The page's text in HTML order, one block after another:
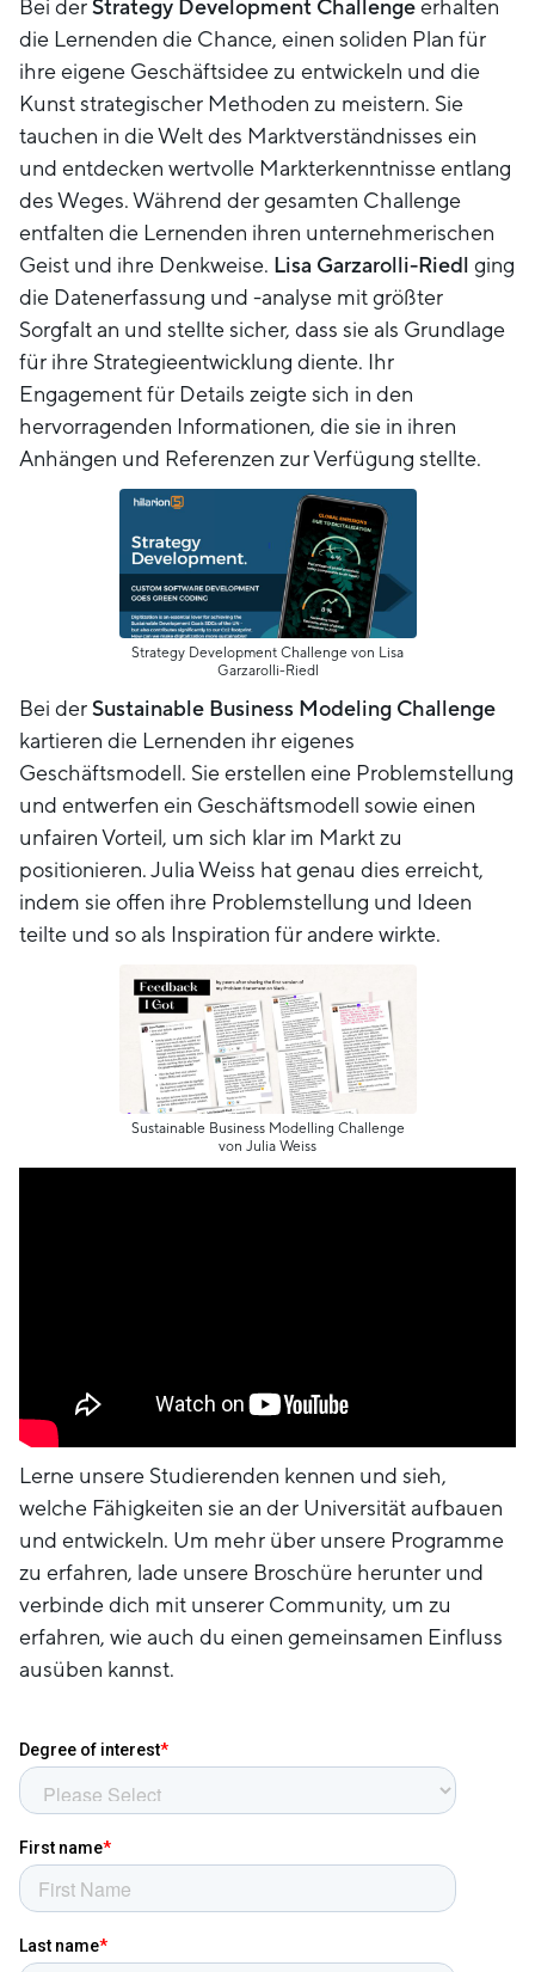
Bei derStrategy Development Challengeerhalten
die Lernenden die Chance, einen soliden Plan für
ihre eigene Geschäftsidee zu entwickeln und die
Kunst strategischer Methoden zu meistern. Sie
tauchen in die Welt des Marktverständnisses ein
und entdecken wertvolle Markterkenntnisse entlang
des Weges. Während der gesamten Challenge
entfalten die Lernenden ihren unternehmerischen
Geist und ihre Denkweise. Lisa Garzarolli-Riedl ging
die Datenerfassung und -analyse mit größter
Sorgfalt an und stellte sicher, dass sie als Grundlage
für ihre Strategieentwicklung diente. Ihr
Engagement für Details zeigte sich in den
hervorragenden Informationen, die sie in ihren
Anhängen und Referenzen zur Verfügung stellte.
Strategy Development Challenge von Lisa
Garzarolli-Riedl
Bei derSustainable Business Modeling Challenge
kartieren die Lernenden ihr eigenes
Geschäftsmodell. Sie erstellen eine Problemstellung
und entwerfen ein Geschäftsmodell sowie einen
unfairen Vorteil, um sich klar im Markt zu
positionieren. Julia Weiss hat genau dies erreicht,
indem sie offen ihre Problemstellung und Ideen
teilte und so als Inspiration für andere wirkte.
Sustainable Business Modelling Challenge
von Julia Weiss
Lerne unsere Studierenden kennen und sieh,
welche Fähigkeiten sie an der Universität aufbauen
und entwickeln. Um mehr über unsere Programme
zu erfahren, lade unsere Broschüre herunter und
verbinde dich mit unserer Community, um zu
erfahren, wie auch du einen gemeinsamen Einfluss
ausüben kannst.